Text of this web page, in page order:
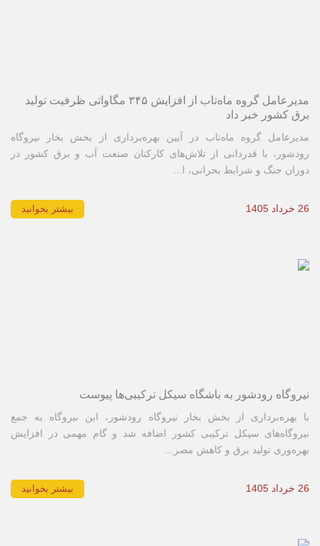
مدیرعامل گروه ماه‌تاب از افزایش ۳۴۵ مگاواتی ظرفیت تولید
برق کشور خبر داد
مدیرعامل گروه ماه‌تاب در آیین بهره‌برداری از بخش بخار نیروگاه
رودشور، با قدردانی از تلاش‌های کارکنان صنعت آب و برق کشور در
دوران جنگ و شرایط بحرانی، ا...
26 خرداد 1405 بیشتر بخوانید
نیروگاه رودشور به باشگاه سیکل ترکیبی‌ها پیوست
با بهره‌برداری از بخش بخار نیروگاه رودشور، این نیروگاه به جمع
نیروگاه‌های سیکل ترکیبی کشور اضافه شد و گام مهمی در افزایش
بهره‌وری تولید برق و کاهش مصر...
26 خرداد 1405 بیشتر بخوانید